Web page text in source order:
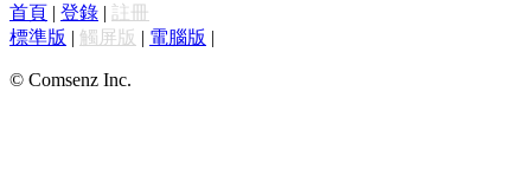
首頁 | 登錄 | 註冊
標準版 | 觸屏版 | 電腦版 |
© Comsenz Inc.